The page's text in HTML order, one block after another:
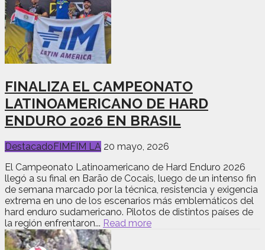
FINALIZA EL CAMPEONATO
LATINOAMERICANO DE HARD
ENDURO 2026 EN BRASIL
DestacadoFIMFIM LA 20 mayo, 2026
El Campeonato Latinoamericano de Hard Enduro 2026
llegó a su final en Barão de Cocais, luego de un intenso fin
de semana marcado por la técnica, resistencia y exigencia
extrema en uno de los escenarios más emblemáticos del
hard enduro sudamericano. Pilotos de distintos países de
la región enfrentaron... Read more